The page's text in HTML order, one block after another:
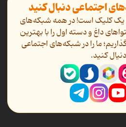
اجتماعی دنبال کنید
یک کلیک است! در همه شبکه‌های
داغ و دسته اول را با بهترین
ما را در شبکه‌های اجتماعی
دنیال کنید.